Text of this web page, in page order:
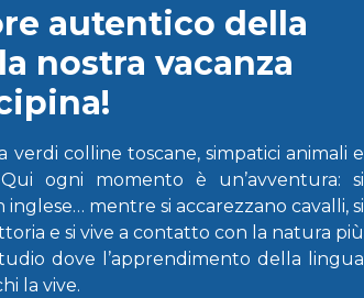
autentico della
nostra vacanza
verdi colline toscane, simpatici animali e
ogni momento è un’avventura: si
inglese… mentre si accarezzano cavalli, si
e si vive a contatto con la natura più
dove l’apprendimento della lingua
la vive.